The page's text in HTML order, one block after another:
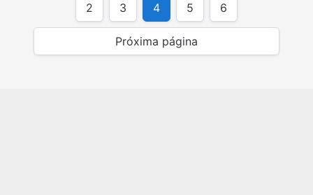
2 3 4 5 6
Próxima página